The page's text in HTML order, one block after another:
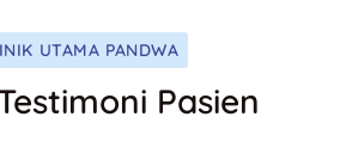
UTAMA PANDWA
Pasien